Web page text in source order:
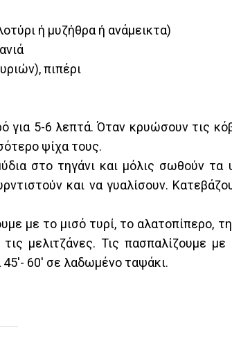
ή μυζήθρα ή ανάμεικτα)
πιπέρι
για 5-6 λεπτά. Όταν κρυώσουν τις
ψίχα τους.
στο τηγάνι και μόλις σωθούν τα
και να γυαλίσουν.
με το μισό τυρί, το αλατοπίπερο,
μελιτζάνες. Τις πασπαλίζουμε
45'- 60' σε λαδωμένο ταψάκι.